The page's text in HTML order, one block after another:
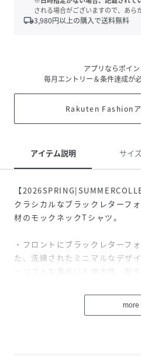
される場合がございますので、あら
local_shipping3,980円以上の購入で送料無料
アプリならポイン
毎月エントリー＆条件達成が必
Rakuten Fashionア
アイテム説明 サイズ
【
クラシカルなブラックレターフ
材のモックネックTシャツ。
・フロントにブラックレターフ
た、洗練されたミニマルなデザ
・ソフトな風合いと弾力性、耐
む【PANTELLERIA】を使用
・吸水速乾、接触冷感機能で、
more